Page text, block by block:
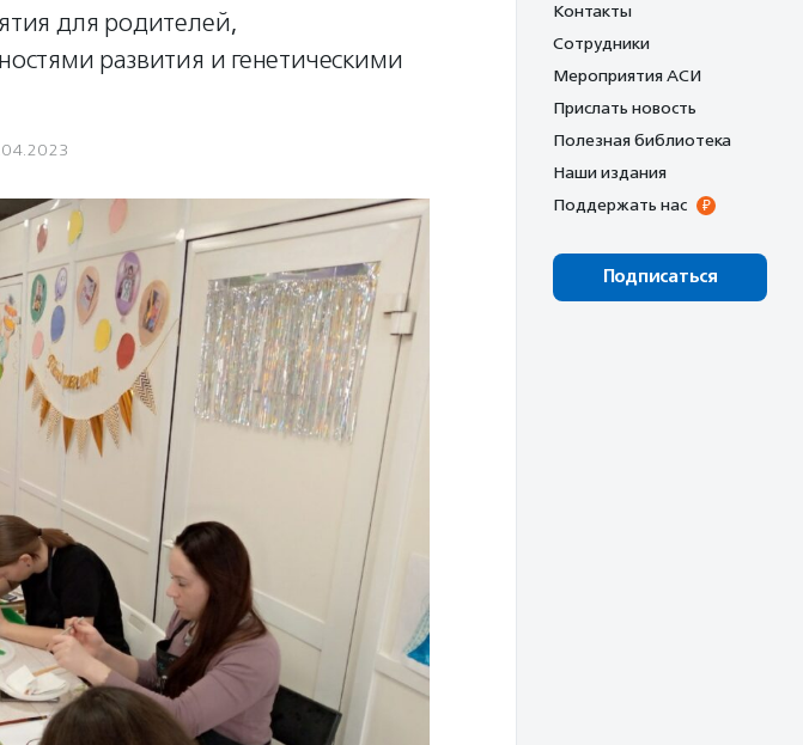
для родителей,
развития и генетическими
Контакты
Сотрудники
Мероприятия АСИ
Прислать новость
Полезная библиотека
Наши издания
Поддержать нас
Подписаться